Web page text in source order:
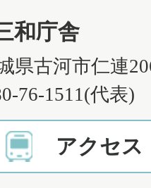
和庁舎
県古河市仁連
76-1511(代表)
アクセス